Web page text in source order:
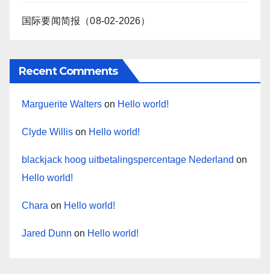
国际要闻简报（08-02-2026）
Recent Comments
Marguerite Walters on Hello world!
Clyde Willis on Hello world!
blackjack hoog uitbetalingspercentage Nederland on
Hello world!
Chara on Hello world!
Jared Dunn on Hello world!